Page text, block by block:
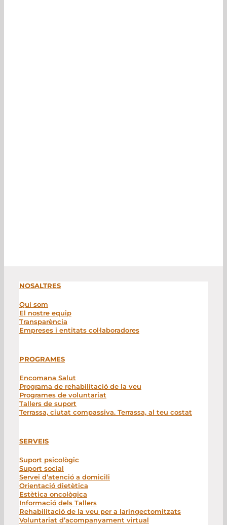
NOSALTRES
Qui som
El nostre equip
Transparència
Empreses i entitats col·laboradores
PROGRAMES
Encomana Salut
Programa de rehabilitació de la veu
Programes de voluntariat
Tallers de suport
Terrassa, ciutat compassiva. Terrassa, al teu costat
SERVEIS
Suport psicològic
Suport social
Servei d’atenció a domicili
Orientació dietètica
Estètica oncològica
Informació dels Tallers
Rehabilitació de la veu per a laringectomitzats
Voluntariat d’acompanyament virtual